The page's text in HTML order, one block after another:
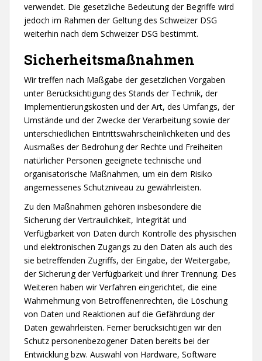
verwendet. Die gesetzliche Bedeutung der Begriffe wird
jedoch im Rahmen der Geltung des Schweizer DSG
weiterhin nach dem Schweizer DSG bestimmt.
Sicherheitsmaßnahmen
Wir treffen nach Maßgabe der gesetzlichen Vorgaben
unter Berücksichtigung des Stands der Technik, der
Implementierungskosten und der Art, des Umfangs, der
Umstände und der Zwecke der Verarbeitung sowie der
unterschiedlichen Eintrittswahrscheinlichkeiten und des
Ausmaßes der Bedrohung der Rechte und Freiheiten
natürlicher Personen geeignete technische und
organisatorische Maßnahmen, um ein dem Risiko
angemessenes Schutzniveau zu gewährleisten.
Zu den Maßnahmen gehören insbesondere die
Sicherung der Vertraulichkeit, Integrität und
Verfügbarkeit von Daten durch Kontrolle des physischen
und elektronischen Zugangs zu den Daten als auch des
sie betreffenden Zugriffs, der Eingabe, der Weitergabe,
der Sicherung der Verfügbarkeit und ihrer Trennung. Des
Weiteren haben wir Verfahren eingerichtet, die eine
Wahrnehmung von Betroffenenrechten, die Löschung
von Daten und Reaktionen auf die Gefährdung der
Daten gewährleisten. Ferner berücksichtigen wir den
Schutz personenbezogener Daten bereits bei der
Entwicklung bzw. Auswahl von Hardware, Software